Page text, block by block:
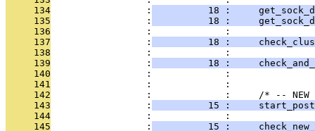
     134
                 :
18 :
     135
                 :
18 :
     136
                 :             :
     137
                 :
18 :
     138
                 :             :
     139
                 :
18 :
     140
                 :             :
     141
                 :             :
     142
:             :     /* -- NEW
     143
                 :
15 :
     144
                 :             :
     145
                 :
15 :